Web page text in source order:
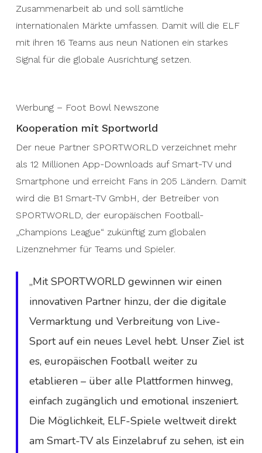
Zusammenarbeit ab und soll sämtliche
internationalen Märkte umfassen. Damit will die ELF
mit ihren 16 Teams aus neun Nationen ein starkes
Signal für die globale Ausrichtung setzen.
Werbung – Foot Bowl Newszone
Kooperation mit Sportworld
Der neue Partner SPORTWORLD verzeichnet mehr
als 12 Millionen App-Downloads auf Smart-TV und
Smartphone und erreicht Fans in 205 Ländern. Damit
wird die B1 Smart-TV GmbH, der Betreiber von
SPORTWORLD, der europäischen Football-
„Champions League“ zukünftig zum globalen
Lizenznehmer für Teams und Spieler.
„Mit SPORTWORLD gewinnen wir einen
innovativen Partner hinzu, der die digitale
Vermarktung und Verbreitung von Live-
Sport auf ein neues Level hebt. Unser Ziel ist
es, europäischen Football weiter zu
etablieren – über alle Plattformen hinweg,
einfach zugänglich und emotional inszeniert.
Die Möglichkeit, ELF-Spiele weltweit direkt
am Smart-TV als Einzelabruf zu sehen, ist ein